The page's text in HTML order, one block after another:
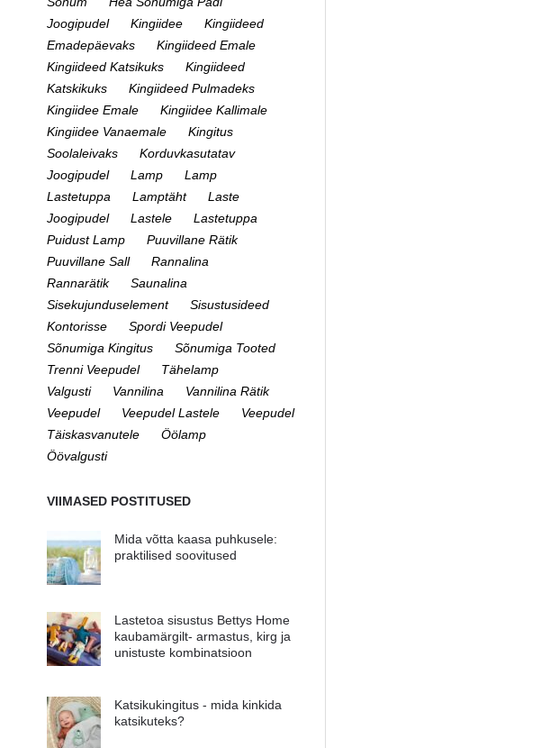
Joogipudel
Kingiidee
Kingiideed
Emadepäevaks
Kingiideed Emale
Kingiideed Katsikuks
Kingiideed
Katskikuks
Kingiideed Pulmadeks
Kingiidee Emale
Kingiidee Kallimale
Kingiidee Vanaemale
Kingitus
Soolaleivaks
Korduvkasutatav
Joogipudel
Lamp
Lamp
Lastetuppa
Lamptäht
Laste
Joogipudel
Lastele
Lastetuppa
Puidust Lamp
Puuvillane Rätik
Puuvillane Sall
Rannalina
Rannarätik
Saunalina
Sisekujunduselement
Sisustusideed
Kontorisse
Spordi Veepudel
Sõnumiga Kingitus
Sõnumiga Tooted
Trenni Veepudel
Tähelamp
Valgusti
Vannilina
Vannilina Rätik
Veepudel
Veepudel Lastele
Veepudel
Täiskasvanutele
Öölamp
Öövalgusti
VIIMASED POSTITUSED
Mida võtta kaasa puhkusele:
praktilised soovitused
Lastetoa sisustus Bettys Home
kaubamärgilt- armastus, kirg ja
unistuste kombinatsioon
Katsikukingitus - mida kinkida
katsikuteks?